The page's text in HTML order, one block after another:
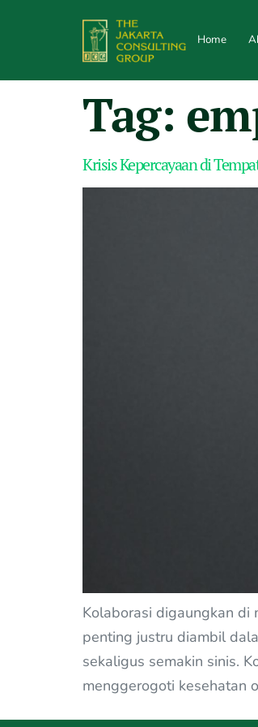
Home
Tag:
Krisis Kepercayaan di
Kolaborasi digaungkan di
penting justru diambil
sekaligus semakin sinis.
menggerogoti kesehatan